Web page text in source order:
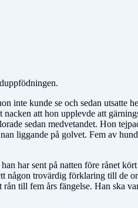
inte kunde se och sedan utsatte
att hon upplevde att
sedan medvetandet. Hon
liggande på golvet. Fem av
har sent på natten före rånet
någon trovärdig förklaring till de
till fem års fängelse. Han ska